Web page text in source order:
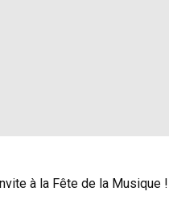
à la Fête de la Musique !